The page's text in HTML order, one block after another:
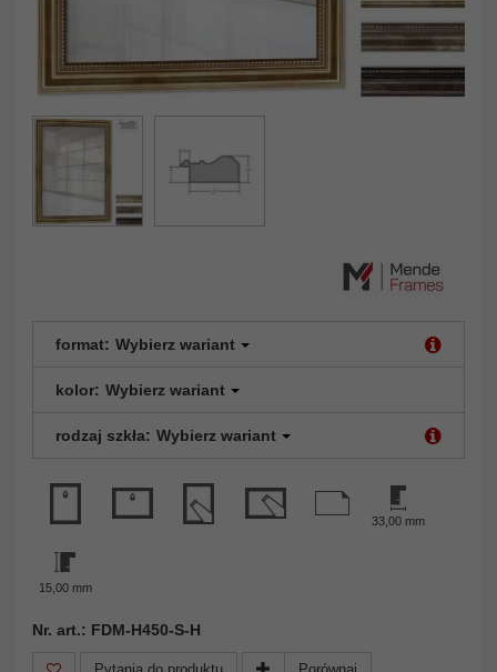
format: Wybierz wariant
kolor: Wybierz wariant
rodzaj szkła: Wybierz wariant
33,00 mm
15,00 mm
Nr. art.: FDM-H450-S-H